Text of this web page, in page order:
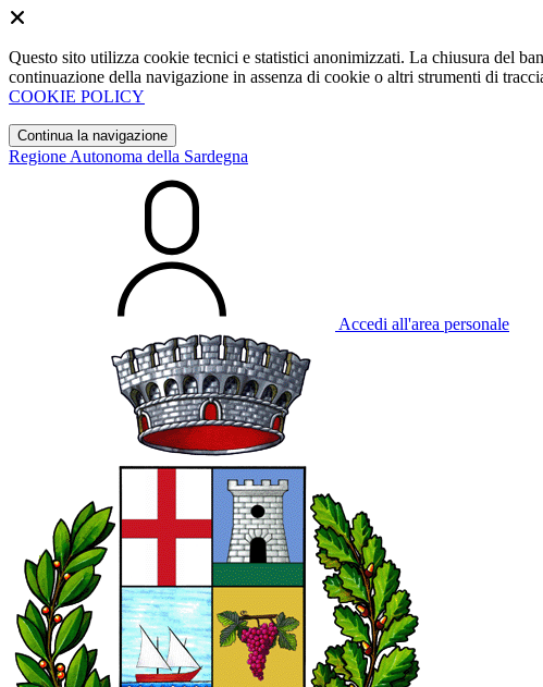
Questo sito utilizza cookie tecnici e statistici anonimizzati. La chiusura del
continuazione della navigazione in assenza di cookie o altri strumenti di
COOKIE POLICY
Continua la navigazione
Regione Autonoma della Sardegna
Accedi all'area personale